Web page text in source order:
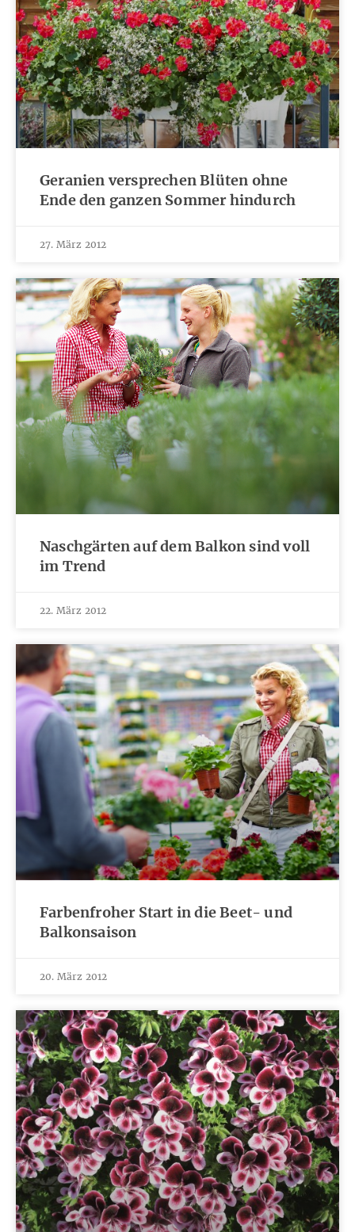
Geranien versprechen Blüten ohne
Ende den ganzen Sommer hindurch
27. März 2012
Naschgärten auf dem Balkon sind voll
im Trend
22. März 2012
Farbenfroher Start in die Beet- und
Balkonsaison
20. März 2012